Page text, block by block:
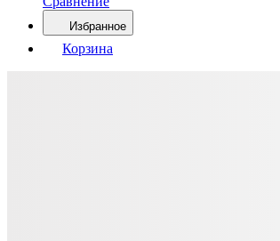
Избранное
Корзина